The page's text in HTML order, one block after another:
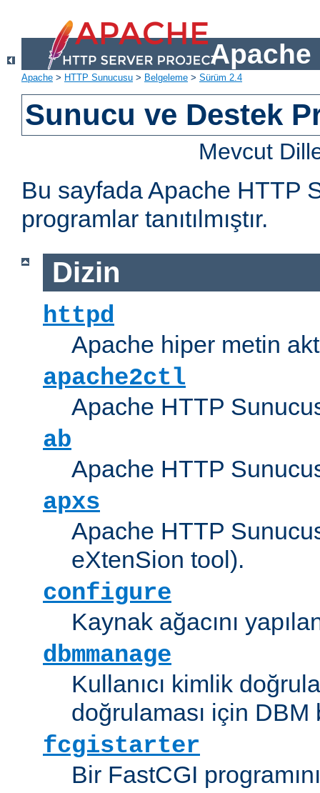
Apache
Apache > HTTP Sunucusu > Belgeleme > Sürüm 2.4
Sunucu ve Destek
Mevcut
Bu sayfada Apache HTTP
programlar tanıtılmıştır.
Dizin
httpd
Apache hiper metin
apache2ctl
Apache HTTP
ab
Apache HTTP
apxs
Apache HTTP
eXtenSion tool).
configure
Kaynak ağacını
dbmmanage
Kullanıcı kimlik
doğrulaması için
fcgistarter
Bir FastCGI programını